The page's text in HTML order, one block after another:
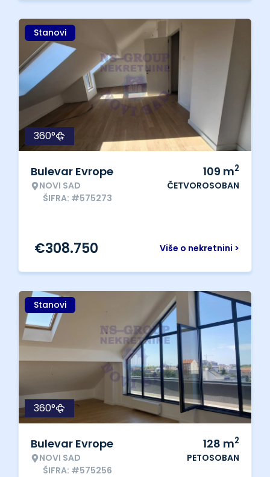
Stanovi
360°
Bulevar Evrope
NOVI SAD
ŠIFRA: #575273
109 m2
ČETVOROSOBAN
Više o nekretnini >
€308.750
Stanovi
360°
Bulevar Evrope
NOVI SAD
ŠIFRA: #575256
128 m2
PETOSOBAN